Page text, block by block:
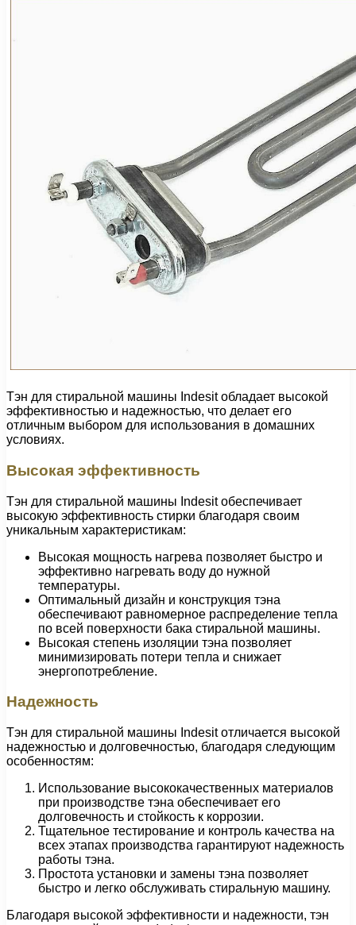
Тэн для стиральной машины Indesit обладает высокой
эффективностью и надежностью, что делает его
отличным выбором для использования в домашних
условиях.
Высокая эффективность
Тэн для стиральной машины Indesit обеспечивает
высокую эффективность стирки благодаря своим
уникальным характеристикам:
Высокая мощность нагрева позволяет быстро и
эффективно нагревать воду до нужной
температуры.
Оптимальный дизайн и конструкция тэна
обеспечивают равномерное распределение тепла
по всей поверхности бака стиральной машины.
Высокая степень изоляции тэна позволяет
минимизировать потери тепла и снижает
энергопотребление.
Надежность
Тэн для стиральной машины Indesit отличается высокой
надежностью и долговечностью, благодаря следующим
особенностям:
Использование высококачественных материалов
при производстве тэна обеспечивает его
долговечность и стойкость к коррозии.
Тщательное тестирование и контроль качества на
всех этапах производства гарантируют надежность
работы тэна.
Простота установки и замены тэна позволяет
быстро и легко обслуживать стиральную машину.
Благодаря высокой эффективности и надежности, тэн